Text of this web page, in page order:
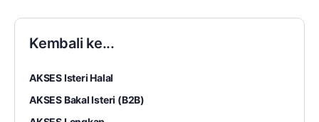
Kembali ke...
AKSES Isteri Halal
AKSES Bakal Isteri (B2B)